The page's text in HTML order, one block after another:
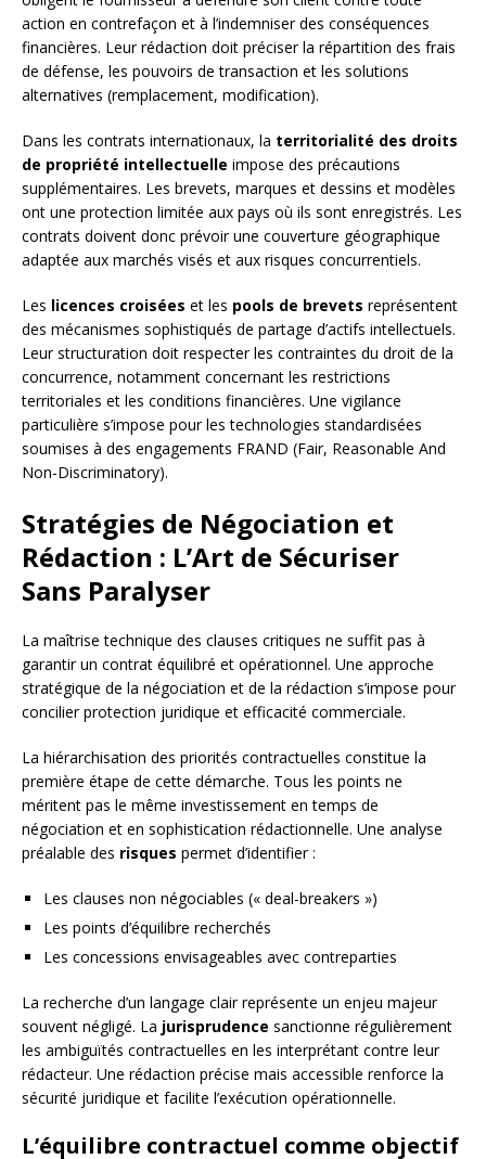
action en contrefaçon et à l’indemniser des conséquences
financières. Leur rédaction doit préciser la répartition des frais
de défense, les pouvoirs de transaction et les solutions
alternatives (remplacement, modification).
Dans les contrats internationaux, la territorialité des droits
de propriété intellectuelle impose des précautions
supplémentaires. Les brevets, marques et dessins et modèles
ont une protection limitée aux pays où ils sont enregistrés. Les
contrats doivent donc prévoir une couverture géographique
adaptée aux marchés visés et aux risques concurrentiels.
Les licences croisées et les pools de brevets représentent
des mécanismes sophistiqués de partage d’actifs intellectuels.
Leur structuration doit respecter les contraintes du droit de la
concurrence, notamment concernant les restrictions
territoriales et les conditions financières. Une vigilance
particulière s’impose pour les technologies standardisées
soumises à des engagements FRAND (Fair, Reasonable And
Non-Discriminatory).
Stratégies de Négociation et
Rédaction : L’Art de Sécuriser
Sans Paralyser
La maîtrise technique des clauses critiques ne suffit pas à
garantir un contrat équilibré et opérationnel. Une approche
stratégique de la négociation et de la rédaction s’impose pour
concilier protection juridique et efficacité commerciale.
La hiérarchisation des priorités contractuelles constitue la
première étape de cette démarche. Tous les points ne
méritent pas le même investissement en temps de
négociation et en sophistication rédactionnelle. Une analyse
préalable des risques permet d’identifier :
Les clauses non négociables (« deal-breakers »)
Les points d’équilibre recherchés
Les concessions envisageables avec contreparties
La recherche d’un langage clair représente un enjeu majeur
souvent négligé. La jurisprudence sanctionne régulièrement
les ambiguïtés contractuelles en les interprétant contre leur
rédacteur. Une rédaction précise mais accessible renforce la
sécurité juridique et facilite l’exécution opérationnelle.
L’équilibre contractuel comme objectif